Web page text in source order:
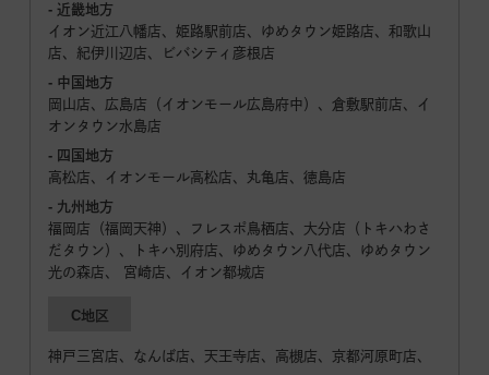
- 近畿地方
イオン近江八幡店、姫路駅前店、ゆめタウン姫路店、和歌山
店、紀伊川辺店、ビバシティ彦根店
- 中国地方
岡山店、広島店（イオンモール広島府中）、倉敷駅前店、イ
オンタウン水島店
- 四国地方
高松店、イオンモール高松店、丸亀店、徳島店
- 九州地方
福岡店（福岡天神）、フレスポ鳥栖店、大分店（トキハわさ
だタウン）、トキハ別府店、ゆめタウン八代店、ゆめタウン
光の森店、 宮崎店、イオン都城店
C地区
神戸三宮店、なんば店、天王寺店、高槻店、京都河原町店、